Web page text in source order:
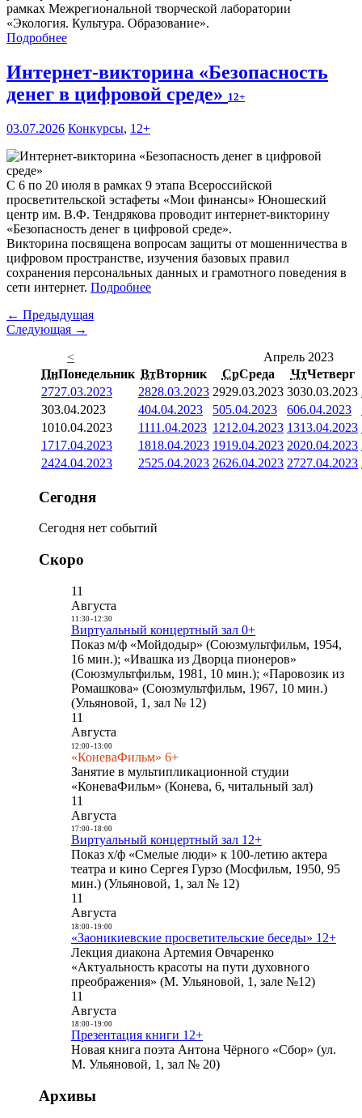
рамках Межрегиональной творческой лаборатории
«Экология. Культура. Образование».
Подробнее
Интернет-викторина «Безопасность
денег в цифровой среде» 12+
03.07.2026 Конкурсы, 12+
С 6 по 20 июля в рамках 9 этапа Всероссийской
просветительской эстафеты «Мои финансы» Юношеский
центр им. В.Ф. Тендрякова проводит интернет-викторину
«Безопасность денег в цифровой среде».
Викторина посвящена вопросам защиты от мошенничества в
цифровом пространстве, изучения базовых правил
сохранения персональных данных и грамотного поведения в
сети интернет. Подробнее
← Предыдущая
Следующая →
<
Апрель 2023
ПнПонедельник ВтВторник СрСреда ЧтЧетверг
2727.03.2023 2828.03.2023 2929.03.2023 3030.03.2023
303.04.2023 404.04.2023 505.04.2023 606.04.2023
1010.04.2023 1111.04.2023 1212.04.2023 1313.04.2023
1717.04.2023 1818.04.2023 1919.04.2023 2020.04.2023
2424.04.2023 2525.04.2023 2626.04.2023 2727.04.2023
Сегодня
Сегодня нет событий
Скоро
11
Августа
11:30- 12:30
Виртуальный концертный зал 0+
Показ м/ф «Мойдодыр» (Союзмультфильм, 1954,
16 мин.); «Ивашка из Дворца пионеров»
(Союзмультфильм, 1981, 10 мин.); «Паровозик из
Ромашкова» (Союзмультфильм, 1967, 10 мин.)
(Ульяновой, 1, зал № 12)
11
Августа
12:00- 13:00
«КоневаФильм» 6+
Занятие в мультипликационной студии
«КоневаФильм» (Конева, 6, читальный зал)
11
Августа
17:00- 18:00
Виртуальный концертный зал 12+
Показ х/ф «Смелые люди» к 100-летию актера
театра и кино Сергея Гурзо (Мосфильм, 1950, 95
мин.) (Ульяновой, 1, зал № 12)
11
Августа
18:00- 19:00
«Заоникиевские просветительские беседы» 12+
Лекция диакона Артемия Овчаренко
«Актуальность красоты на пути духовного
преображения» (М. Ульяновой, 1, зале №12)
11
Августа
18:00- 19:00
Презентация книги 12+
Новая книга поэта Антона Чёрного «Сбор» (ул.
М. Ульяновой, 1, зал № 20)
Архивы